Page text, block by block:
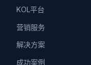
KOL平台
营销服务
解决方案
成功案例